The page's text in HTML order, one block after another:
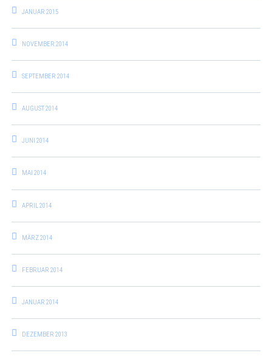
JANUAR 2015
NOVEMBER 2014
SEPTEMBER 2014
AUGUST 2014
JUNI 2014
MAI 2014
APRIL 2014
MÄRZ 2014
FEBRUAR 2014
JANUAR 2014
DEZEMBER 2013